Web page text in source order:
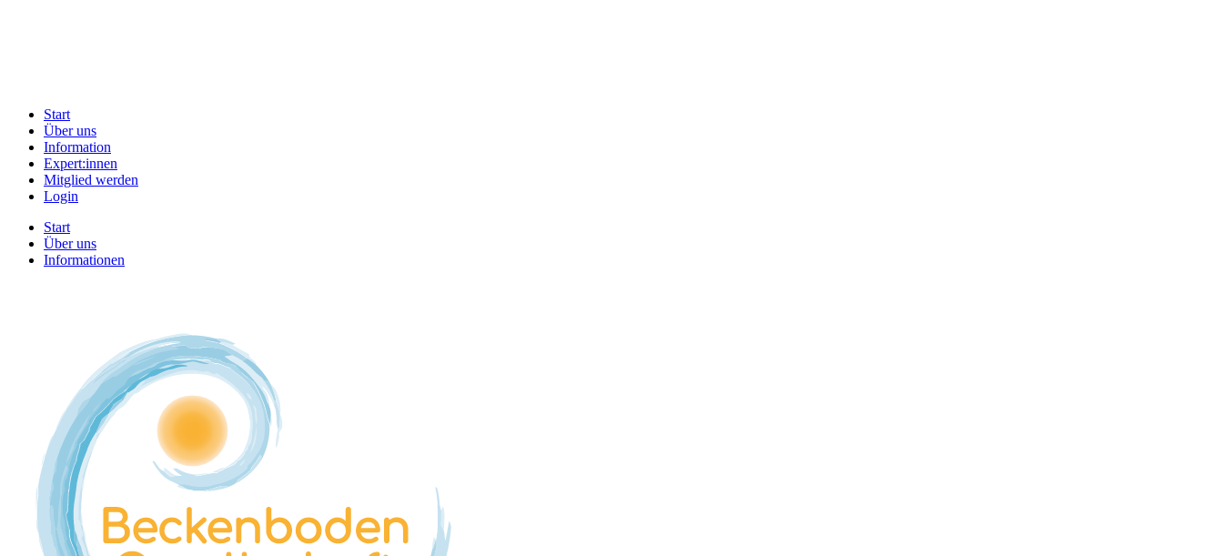
Start
Über uns
Information
Expert:innen
Mitglied werden
Login
Start
Über uns
Informationen